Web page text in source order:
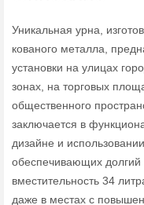
Уникальная урна,
кованого металла,
установки на улицах
зонах, на торговых
общественного
заключается в
дизайне и
обеспечивающих
вместительность 34
даже в местах с